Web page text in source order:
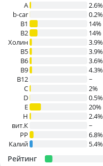
A
2.6%
b-car
0.2%
В1
14%
B2
14%
Холин
3.9%
B5
3.9%
B6
3.6%
B9
4.3%
B12
~
C
2%
D
0.5%
E
20%
H
2.4%
вит.К
~
PP
6.8%
Калий
5.4%
Рейтинг